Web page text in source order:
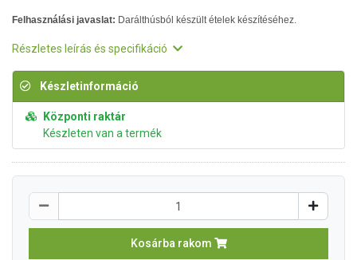
Felhasználási javaslat: Darálthúsból készült ételek készítéséhez.
Részletes leírás és specifikáció
Készletinformáció
Központi raktár
Készleten van a termék
Kosárba rakom